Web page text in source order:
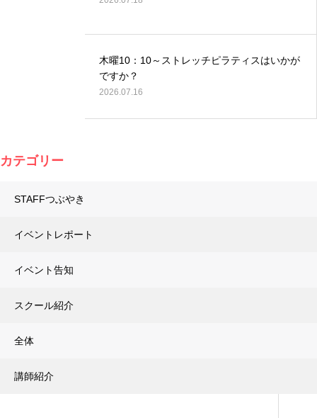
木曜10：10～ストレッチピラティスはいかが
ですか？
2026.07.16
カテゴリー
STAFFつぶやき
イベントレポート
イベント告知
スクール紹介
全体
講師紹介